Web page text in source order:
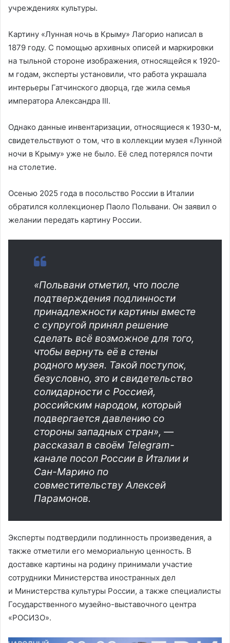
учреждениях культуры.
Картину «Лунная ночь в Крыму» Лагорио написал в
1879 году. С помощью архивных описей и маркировки
на тыльной стороне изображения, относящейся к 1920-
м годам, эксперты установили, что работа украшала
интерьеры Гатчинского дворца, где жила семья
императора Александра III.
Однако данные инвентаризации, относящиеся к 1930-м,
свидетельствуют о том, что в коллекции музея «Лунной
ночи в Крыму» уже не было. Её след потерялся почти
на столетие.
Осенью 2025 года в посольство России в Италии
обратился коллекционер Паоло Польвани. Он заявил о
желании передать картину России.
«Польвани отметил, что после
подтверждения подлинности
принадлежности картины вместе
с супругой принял решение
сделать всё возможное для того,
чтобы вернуть её в стены
родного музея. Такой поступок,
безусловно, это и свидетельство
солидарности с Россией,
российским народом, который
подвергается давлению со
стороны западных стран», —
рассказал в своём Telegram-
канале посол России в Италии и
Сан-Марино по
совместительству Алексей
Парамонов.
Эксперты подтвердили подлинность произведения, а
также отметили его мемориальную ценность. В
доставке картины на родину принимали участие
сотрудники Министерства иностранных дел
и Министерства культуры России, а также специалисты
Государственного музейно-выставочного центра
«РОСИЗО».